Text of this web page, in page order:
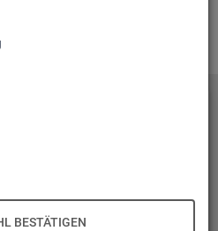
BESTÄTIGEN
Dann kon­tak­tie­ren Sie